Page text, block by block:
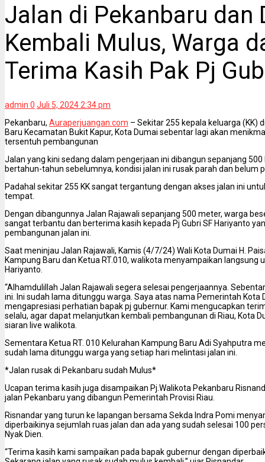
Jalan di Pekanbaru dan
Kembali Mulus, Warga
Terima Kasih Pak Pj
admin 0 Juli 5, 2024 2:34 pm
Pekanbaru, Auraperjuangan.com – Sekitar 255 kepala keluarga (KK)
Baru Kecamatan Bukit Kapur, Kota Dumai sebentar lagi akan
tersentuh pembangunan
Jalan yang kini sedang dalam pengerjaan ini dibangun sepanjang
bertahun-tahun sebelumnya, kondisi jalan ini rusak parah dan belum
Padahal sekitar 255 KK sangat tergantung dengan akses jalan ini
tempat.
Dengan dibangunnya Jalan Rajawali sepanjang 500 meter, warga
sangat terbantu dan berterima kasih kepada Pj Gubri SF Hariyanto
pembangunan jalan ini.
Saat meninjau Jalan Rajawali, Kamis (4/7/24) Wali Kota Dumai H.
Kampung Baru dan Ketua RT.010, walikota menyampaikan langsung
Hariyanto.
“Alhamdulillah Jalan Rajawali segera selesai pengerjaannya.
ini. Ini sudah lama ditunggu warga. Saya atas nama Pemerintah
mengapresiasi perhatian bapak pj gubernur. Kami mengucapkan
selalu, agar dapat melanjutkan kembali pembangunan di Riau, Kota
siaran live walikota.
Sementara Ketua RT. 010 Kelurahan Kampung Baru Adi Syahputra
sudah lama ditunggu warga yang setiap hari melintasi jalan ini.
*Jalan rusak di Pekanbaru sudah Mulus*
Ucapan terima kasih juga disampaikan Pj.Walikota Pekanbaru
jalan Pekanbaru yang dibangun Pemerintah Provisi Riau.
Risnandar yang turun ke lapangan bersama Sekda Indra Pomi
diperbaikinya sejumlah ruas jalan dan ada yang sudah selesai 100
Nyak Dien.
“Terima kasih kami sampaikan pada bapak gubernur dengan